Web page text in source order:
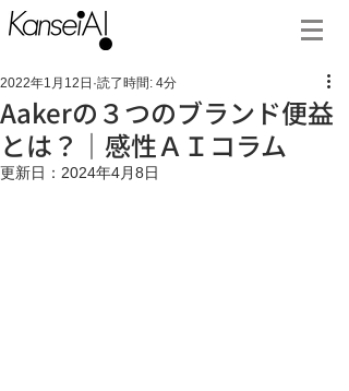
Aakerの３つのブランド便益
とは？｜感性ＡＩコラム
2022年1月12日 読了時間: 4分
更新日： 2024年4月8日